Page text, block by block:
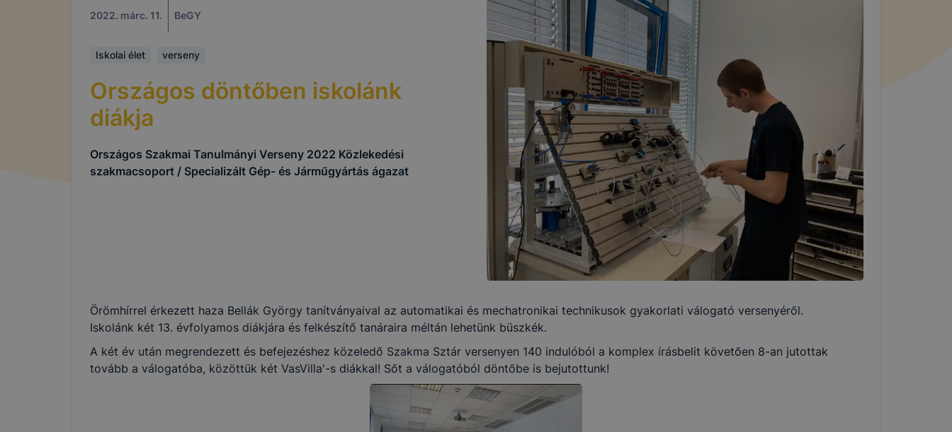
2022. márc. 11. BeGY
Iskolai élet verseny
Országos döntőben iskolánk
diákja
Országos Szakmai Tanulmányi Verseny 2022 Közlekedési
szakmacsoport / Specializált Gép- és Járműgyártás ágazat
Örömhírrel érkezett haza Bellák György tanítványaival az automatikai és mechatronikai technikusok gyakorlati válogató versenyéről.
Iskolánk két 13. évfolyamos diákjára és felkészítő tanáraira méltán lehetünk büszkék.
A két év után megrendezett és befejezéshez közeledő Szakma Sztár versenyen 140 indulóból a komplex írásbelit követően 8-an jutottak
tovább a válogatóba, közöttük két VasVilla'-s diákkal! Sőt a válogatóból döntőbe is bejutottunk!